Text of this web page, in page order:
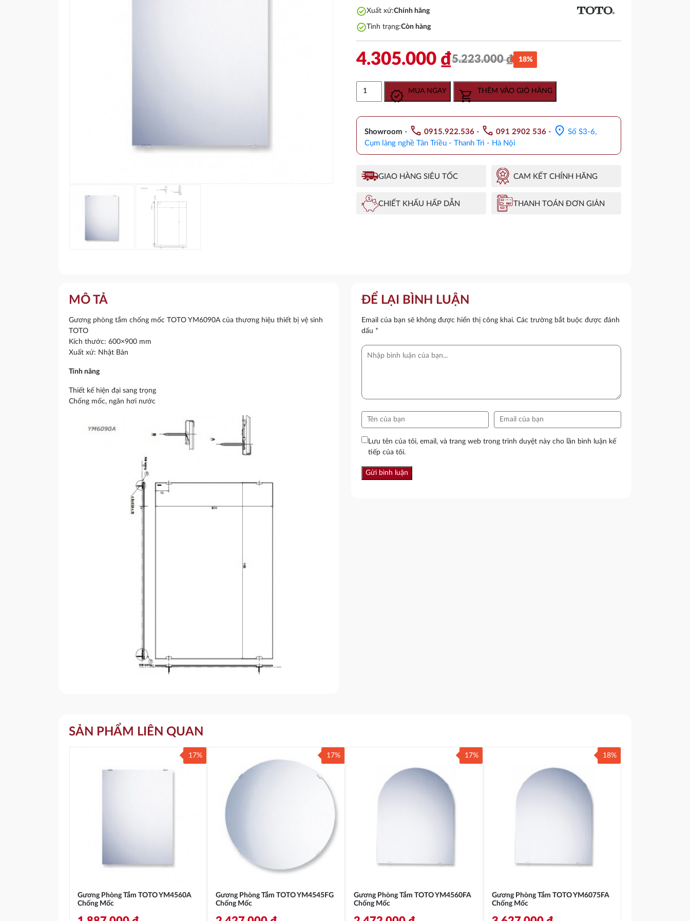
check_circleXuất xứ:Chính hãng
check_circleTình trạng:Còn hàng
5.223.000₫
Giá
gốc
là:
5.223.000 ₫.
4.305.000 ₫
Giá
hiện
tại
là:
4.305.000 ₫.
18%
TOTO
YM6090A
Chống
Mốc
số
lượng
MUA NGAY THÊM VÀO GIỎ HÀNG
Showroom - call 0915.922.536- call 091 2902 536- location_on Số S3-6,
Cụm làng nghề Tân Triều - Thanh Trì - Hà Nội
GIAO HÀNG SIÊU TỐC CAM KẾT CHÍNH HÃNG
CHIẾT KHẤU HẤP DẪN THANH TOÁN ĐƠN GIẢN
MÔ TẢ
Gương phòng tắm chống mốc TOTO YM6090A của thương hiệu thiết bị vệ sinh
TOTO
Kích thước: 600×900 mm
Xuất xứ: Nhật Bản
Tính năng
Thiết kế hiện đại sang trọng
Chống mốc, ngăn hơi nước
ĐỂ LẠI BÌNH LUẬN
Email của bạn sẽ không được hiển thị công khai. Các trường bắt buộc được đánh
dấu *
Lưu tên của tôi, email, và trang web trong trình duyệt này cho lần bình luận kế
tiếp của tôi.
SẢN PHẨM LIÊN QUAN
Gương Phòng Tắm TOTO YM4560A
Chống Mốc
17%
Gương Phòng Tắm TOTO YM4545FG
Chống Mốc
17%
Gương Phòng Tắm TOTO YM4560FA
Chống Mốc
17%
Gương Phòng Tắm TOTO YM6075FA
Chống Mốc
18%